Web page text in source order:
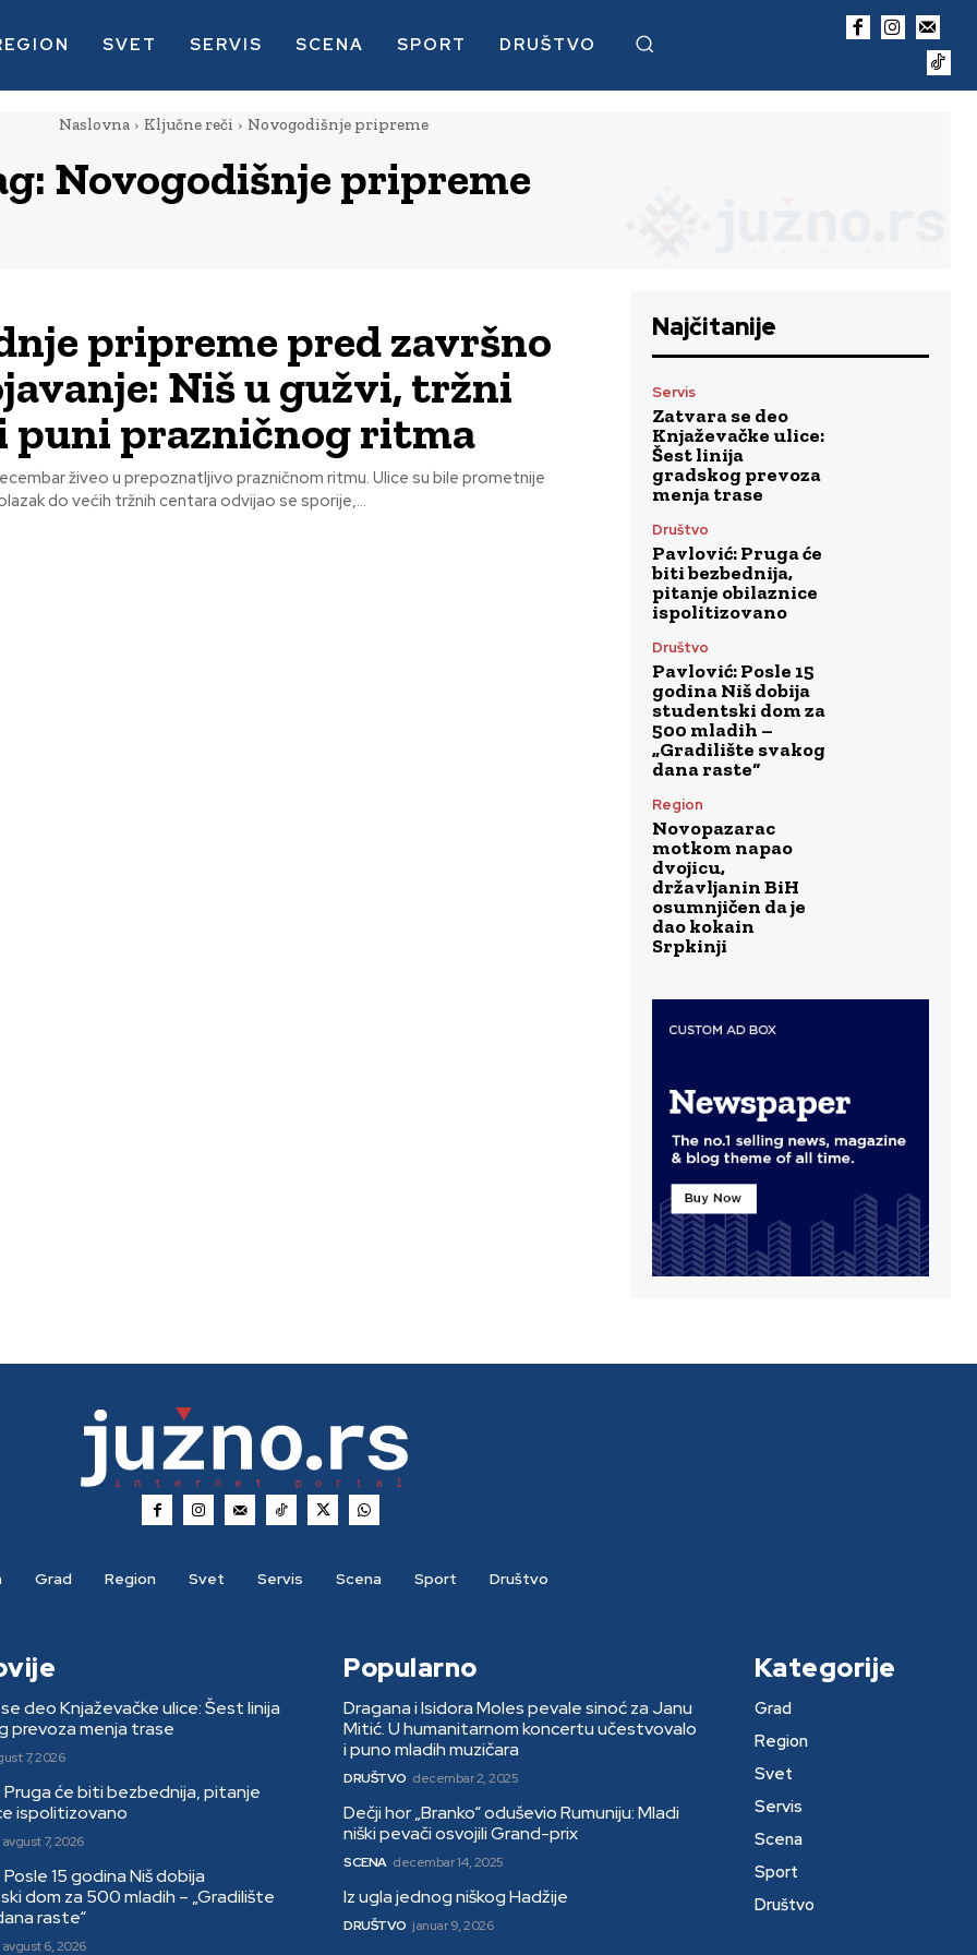
SVET SERVIS SCENA SPORT DRUŠTVO
Naslovna Ključne reči Novogodišnje pripreme
Novogodišnje pripreme
pripreme pred završno
Niš u gužvi, tržni
puni prazničnog ritma
živeo u prepoznatljivo prazničnom ritmu. Ulice su bile prometnije
do većih tržnih centara odvijao se sporije,...
Najčitanije
Servis
Zatvara se deo
Knjaževačke ulice:
Šest linija
gradskog prevoza
menja trase
Društvo
Pavlović: Pruga će
biti bezbednija,
pitanje obilaznice
ispolitizovano
Društvo
Pavlović: Posle 15
godina Niš dobija
studentski dom za
500 mladih –
„Gradilište svakog
dana raste“
Region
Novopazarac
motkom napao
dvojicu,
državljanin BiH
osumnjičen da je
dao kokain
Srpkinji
Grad Region Svet Servis Scena Sport Društvo
deo Knjaževačke ulice: Šest linija
prevoza menja trase
7, 2026
Pruga će biti bezbednija, pitanje
ispolitizovano
avgust 7, 2026
15 godina Niš dobija
dom za 500 mladih – „Gradilište
raste“
avgust 6, 2026
Popularno
Dragana i Isidora Moles pevale sinoć za Janu
Mitić. U humanitarnom koncertu učestvovalo
i puno mladih muzičara
DRUŠTVO decembar 2, 2025
Dečji hor „Branko“ oduševio Rumuniju: Mladi
niški pevači osvojili Grand-prix
SCENA decembar 14, 2025
Iz ugla jednog niškog Hadžije
DRUŠTVO januar 9, 2026
Kategorije
Grad
Region
Svet
Servis
Scena
Sport
Društvo